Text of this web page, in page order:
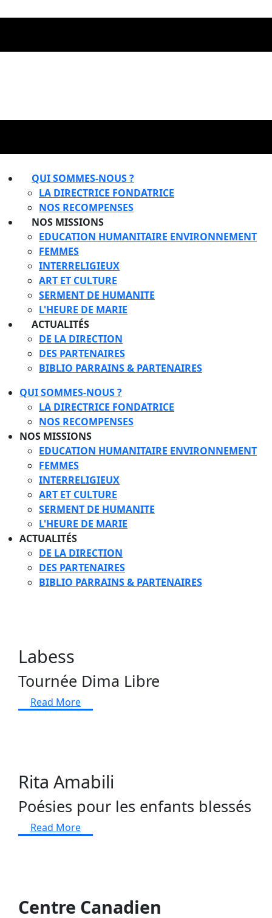
QUI SOMMES-NOUS ?
LA DIRECTRICE FONDATRICE
NOS RECOMPENSES
NOS MISSIONS
EDUCATION HUMANITAIRE ENVIRONNEMENT
FEMMES
INTERRELIGIEUX
ART ET CULTURE
SERMENT DE HUMANITE
L'HEURE DE MARIE
ACTUALITÉS
DE LA DIRECTION
DES PARTENAIRES
BIBLIO PARRAINS & PARTENAIRES
QUI SOMMES-NOUS ?
LA DIRECTRICE FONDATRICE
NOS RECOMPENSES
NOS MISSIONS
EDUCATION HUMANITAIRE ENVIRONNEMENT
FEMMES
INTERRELIGIEUX
ART ET CULTURE
SERMENT DE HUMANITE
L'HEURE DE MARIE
ACTUALITÉS
DE LA DIRECTION
DES PARTENAIRES
BIBLIO PARRAINS & PARTENAIRES
Labess
Tournée Dima Libre
Read More
Rita Amabili
Poésies pour les enfants blessés
Read More
Centre Canadien